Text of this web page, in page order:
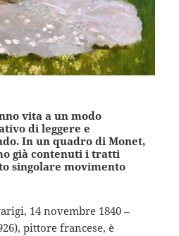
vita a un modo
di leggere e
In un quadro di Monet,
già contenuti i tratti
singolare movimento
14 novembre 1840 –
pittore francese, è